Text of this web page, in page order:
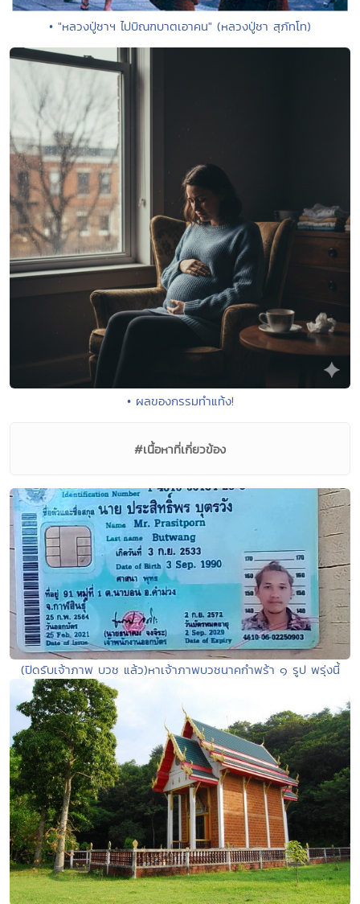
• "หลวงปู่ชาฯ ไปบิณฑบาตเอาคน" (หลวงปู่ชา สุภัทโท)
• ผลของกรรมทำแท้ง!
#เนื้อหาที่เกี่ยวข้อง
(ปิดรับเจ้าภาพ บวช แล้ว)หาเจ้าภาพบวชนาคกำพร้า ๑ รูป พรุ่งนี้